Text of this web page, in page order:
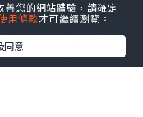
術家Marylou
上度身訂製的聖誕
大膽色彩和繽紛
您的網站體驗，請確定
用條款才可繼續瀏覽。
同意